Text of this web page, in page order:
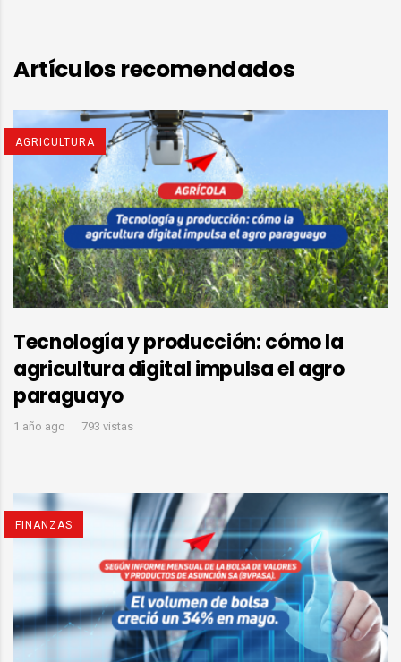
Artículos recomendados
AGRICULTURA
Tecnología y producción: cómo la
agricultura digital impulsa el agro
paraguayo
1 año ago 793 vistas
FINANZAS